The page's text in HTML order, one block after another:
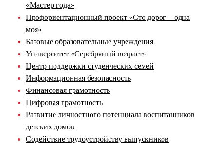
«Мастер года»
Профориентационный проект «Сто дорог – одна
моя»
Базовые образовательные учреждения
Университет «Серебряный возраст»
Центр поддержки студенческих семей
Информационная безопасность
Финансовая грамотность
Цифровая грамотность
Развитие личностного потенциала воспитанников
детских домов
Содействие трудоустройству выпускников